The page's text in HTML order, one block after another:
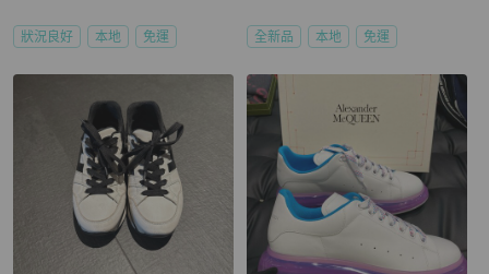
狀況良好 本地 免運 全新品 本地 免運